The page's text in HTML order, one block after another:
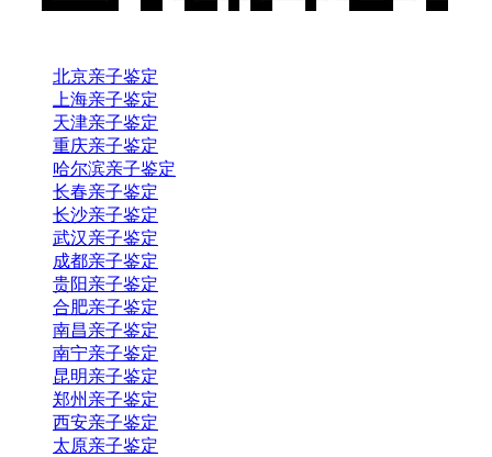
北京亲子鉴定
上海亲子鉴定
天津亲子鉴定
重庆亲子鉴定
哈尔滨亲子鉴定
长春亲子鉴定
长沙亲子鉴定
武汉亲子鉴定
成都亲子鉴定
贵阳亲子鉴定
合肥亲子鉴定
南昌亲子鉴定
南宁亲子鉴定
昆明亲子鉴定
郑州亲子鉴定
西安亲子鉴定
太原亲子鉴定